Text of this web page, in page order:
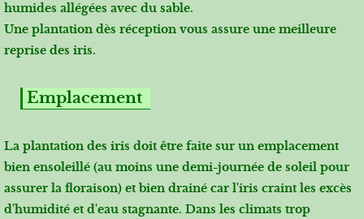
humides allégées avec du sable.
Une plantation dès réception vous assure une meilleure
reprise des iris.
Emplacement
La plantation des iris doit être faite sur un emplacement
bien ensoleillé (au moins une demi-journée de soleil pour
assurer la floraison) et bien drainé car l'iris craint les excès
d'humidité et d'eau stagnante. Dans les climats trop